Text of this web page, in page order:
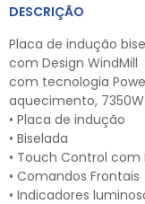
DESCRIÇÃO
Placa de indução
com Design WindMill
com tecnologia
aquecimento, 7350W
• Placa de indução
• Biselada
• Touch Control com
• Comandos Frontais
• Indicadores